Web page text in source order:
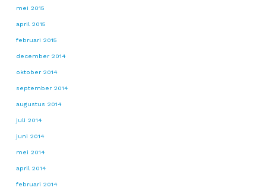
mei 2015
april 2015
februari 2015
december 2014
oktober 2014
september 2014
augustus 2014
juli 2014
juni 2014
mei 2014
april 2014
februari 2014